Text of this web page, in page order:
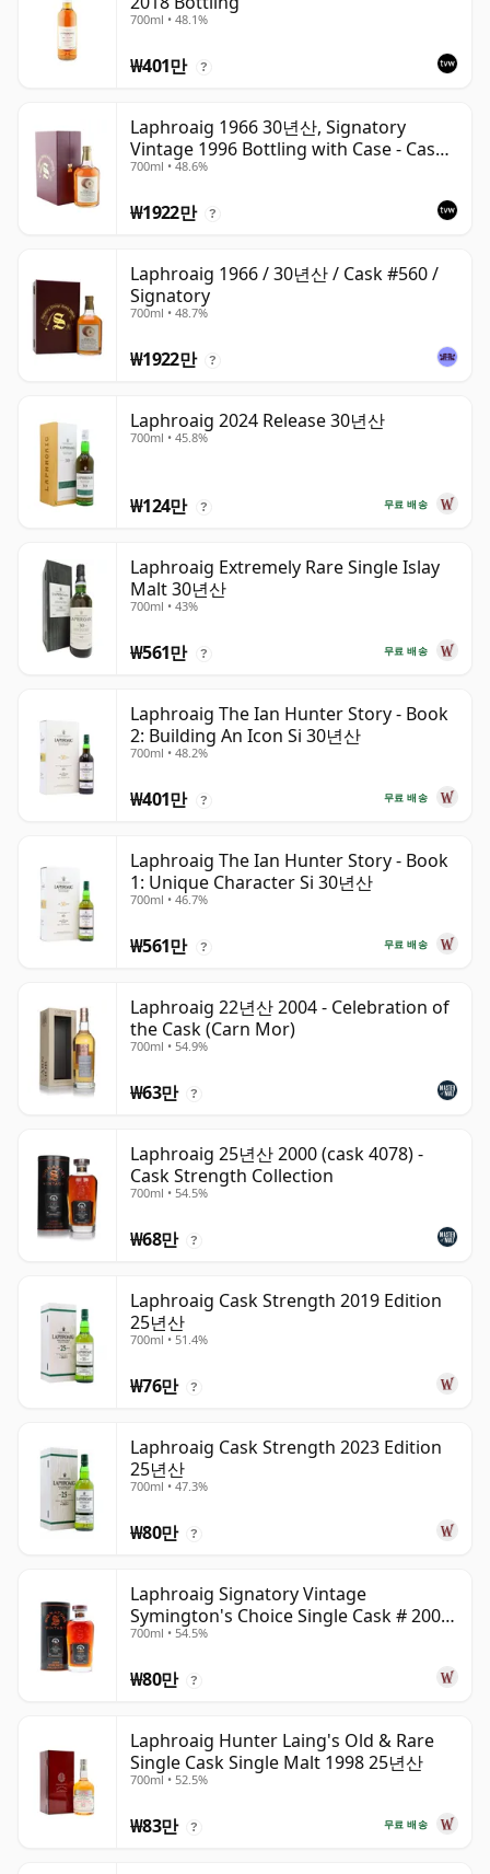
700ml • 48.1%
₩401만 ?
Laphroaig 1966 30년산, Signatory
Vintage 1996 Bottling with Case - Cask
#559
700ml • 48.6%
₩1922만 ?
Laphroaig 1966 / 30년산 / Cask #560 /
Signatory
700ml • 48.7%
₩1922만 ?
Laphroaig 2024 Release 30년산
700ml • 45.8%
무료 배송
₩124만 ?
Laphroaig Extremely Rare Single Islay
Malt 30년산
700ml • 43%
무료 배송
₩561만 ?
Laphroaig The Ian Hunter Story - Book
2: Building An Icon Si 30년산
700ml • 48.2%
무료 배송
₩401만 ?
Laphroaig The Ian Hunter Story - Book
1: Unique Character Si 30년산
700ml • 46.7%
무료 배송
₩561만 ?
Laphroaig 22년산 2004 - Celebration of
the Cask (Carn Mor)
700ml • 54.9%
₩63만 ?
Laphroaig 25년산 2000 (cask 4078) -
Cask Strength Collection
700ml • 54.5%
₩68만 ?
Laphroaig Cask Strength 2019 Edition
25년산
700ml • 51.4%
₩76만 ?
Laphroaig Cask Strength 2023 Edition
25년산
700ml • 47.3%
₩80만 ?
Laphroaig Signatory Vintage
Symington's Choice Single Cask # 2000
25년산
700ml • 54.5%
₩80만 ?
Laphroaig Hunter Laing's Old & Rare
Single Cask Single Malt 1998 25년산
700ml • 52.5%
무료 배송
₩83만 ?